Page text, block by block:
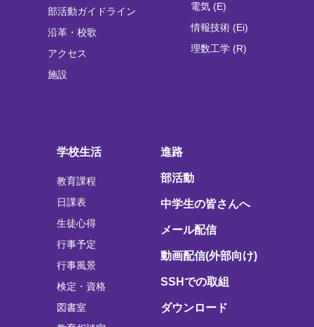
部活動ガイドライン
沿革・校歌
アクセス
施設
電気 (E)
情報技術 (Ei)
理数工学 (R)
学校生活
教育課程
日課表
生徒心得
行事予定
行事風景
検定・資格
図書室
進路
部活動
中学生の皆さんへ
メール配信
動画配信(外部向け)
SSHでの取組
ダウンロード